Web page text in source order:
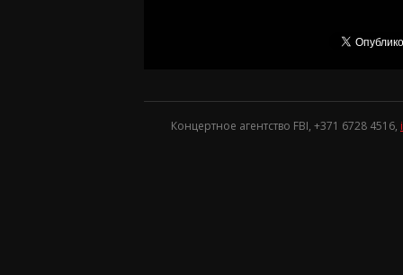
Концертное агентство FBI, +371 6728 4516,